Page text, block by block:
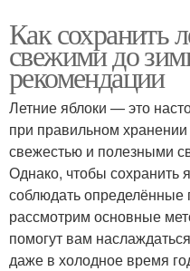
Как сохранить
свежими до
рекомендации
Летние яблоки — это
при правильном
свежестью и полезными
Однако, чтобы сохранить
соблюдать определённые
рассмотрим основные
помогут вам
даже в холодное время